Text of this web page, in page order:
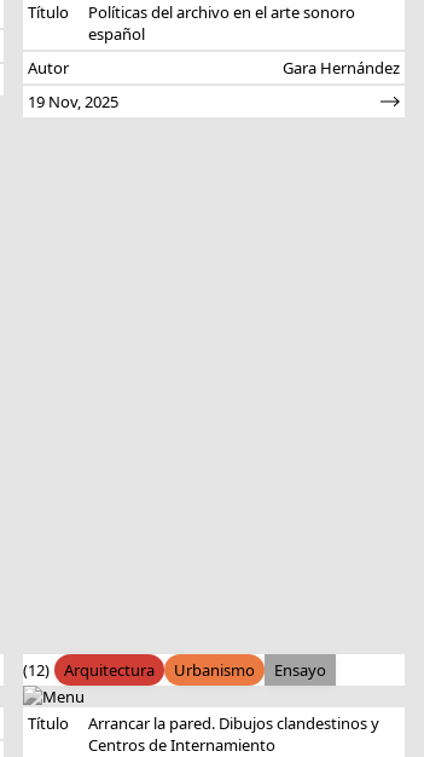
Título
Políticas del archivo en el arte sonoro
español
Autor
Gara Hernández
19 Nov, 2025
(12) Arquitectura Urbanismo Ensayo
Título
Arrancar la pared. Dibujos clandestinos y
Centros de Internamiento